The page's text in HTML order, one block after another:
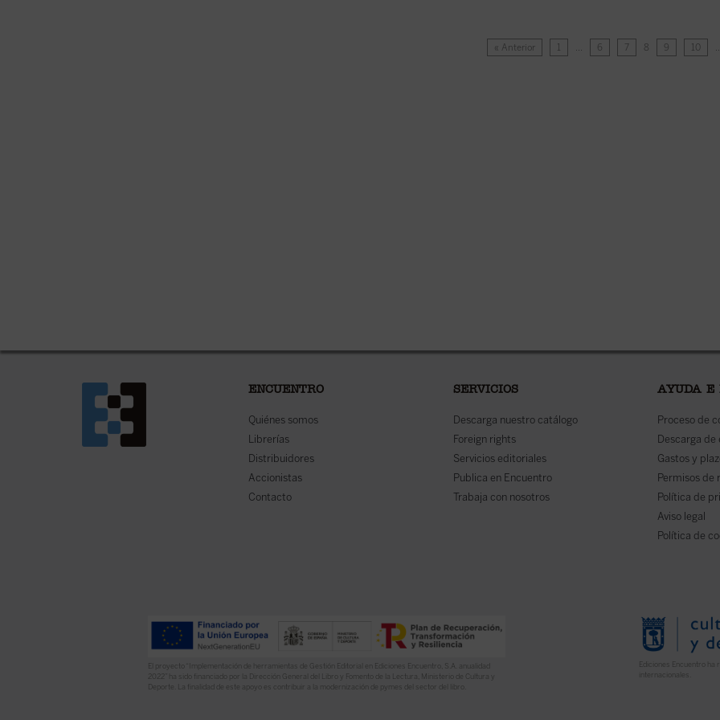
« Anterior 1 … 6 7 8 9 10
ENCUENTRO
Quiénes somos
Librerías
Distribuidores
Accionistas
Contacto
SERVICIOS
Descarga nuestro catálogo
Foreign rights
Servicios editoriales
Publica en Encuentro
Trabaja con nosotros
AYUDA E
Proceso de
Descarga de
Gastos y
Permisos de
Política de
Aviso legal
Política de
El proyecto “Implementación de herramientas de Gestión Editorial en Ediciones Encuentro, S.A. anualidad
2022” ha sido financiado por la Dirección General del Libro y Fomento de la Lectura, Ministerio de Cultura y
Deporte. La finalidad de este apoyo es contribuir a la modernización de pymes del sector del libro.
Ediciones Encuentro